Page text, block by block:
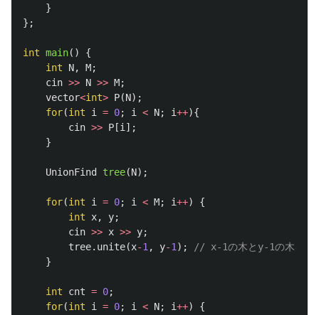
}
};
int main()
{
int
N, M;
cin >> N >> M;
vector<int> P(N);
for(int i = 0; i < N; i++){
cin >> P [i ];
}
UnionFind tree(N);
for(int i = 0; i < M; i++)
{
int
x, y;
cin >> x >> y;
tree. unite(x-1 , y-1 );
// x-1の木とy-1の木を併
}
int cnt = 0;
for(int i = 0; i < N; i++)
{